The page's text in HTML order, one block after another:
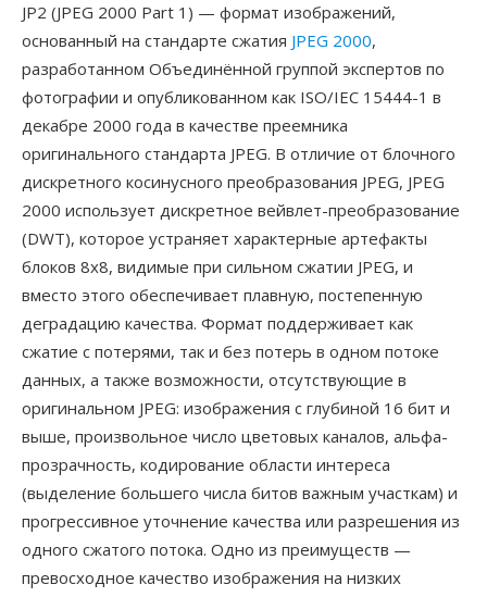
JP2 (JPEG 2000 Part 1) — формат изображений,
основанный на стандарте сжатия JPEG 2000,
разработанном Объединённой группой экспертов по
фотографии и опубликованном как ISO/IEC 15444-1 в
декабре 2000 года в качестве преемника
оригинального стандарта JPEG. В отличие от блочного
дискретного косинусного преобразования JPEG, JPEG
2000 использует дискретное вейвлет-преобразование
(DWT), которое устраняет характерные артефакты
блоков 8x8, видимые при сильном сжатии JPEG, и
вместо этого обеспечивает плавную, постепенную
деградацию качества. Формат поддерживает как
сжатие с потерями, так и без потерь в одном потоке
данных, а также возможности, отсутствующие в
оригинальном JPEG: изображения с глубиной 16 бит и
выше, произвольное число цветовых каналов, альфа-
прозрачность, кодирование области интереса
(выделение большего числа битов важным участкам) и
прогрессивное уточнение качества или разрешения из
одного сжатого потока. Одно из преимуществ —
превосходное качество изображения на низких